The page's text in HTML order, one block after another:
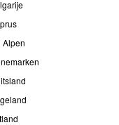
Alpen